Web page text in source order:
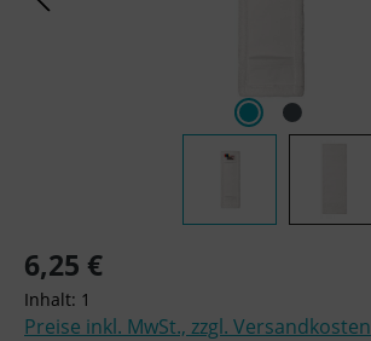
Regulärer Preis:
6,25 €
Inhalt: 1
Preise inkl. MwSt., zzgl. Versandkosten